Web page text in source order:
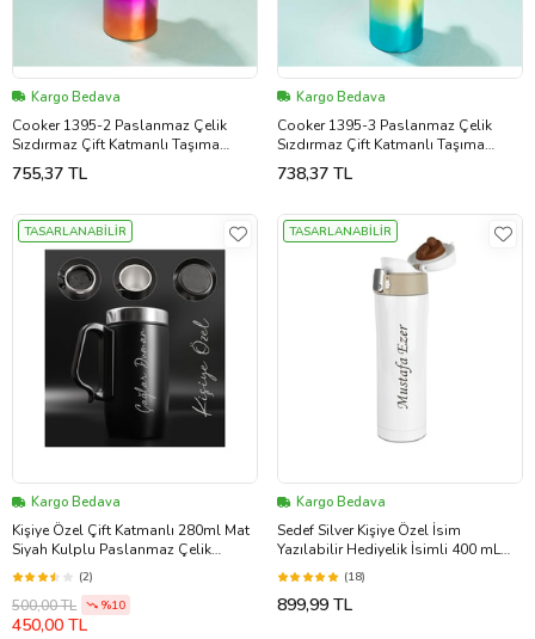
Kargo Bedava
Cooker 1395-2 Paslanmaz Çelik
Sızdırmaz Çift Katmanlı Taşıma
Askılı Çay Kahve Termosu Mavi 700
ml
755,37 TL
Kargo Bedava
Cooker 1395-3 Paslanmaz Çelik
Sızdırmaz Çift Katmanlı Taşıma
Askılı Çay Kahve Termosu Kırmızı
700 ml
738,37 TL
TASARLANABİLİR
Kargo Bedava
Kişiye Özel Çift Katmanlı 280ml Mat
Siyah Kulplu Paslanmaz Çelik
Termos Bardak Mug Kupa Çay Kahve
(2)
500,00 TL %10
450,00 TL
TASARLANABİLİR
Kargo Bedava
Sedef Silver Kişiye Özel İsim
Yazılabilir Hediyelik İsimli 400 mL
Paslanmaz Çelik Thermos Bardak
Mug Kahve Çay Termos (Beyaz)
(18)
899,99 TL